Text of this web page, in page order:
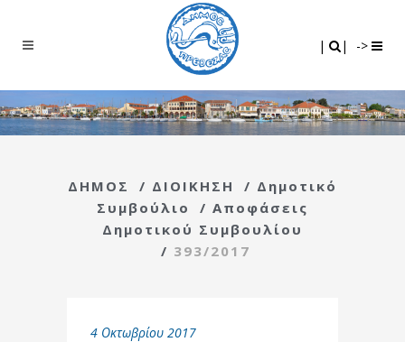
| | ->
ΔΗΜΟΣ / ΔΙΟΙΚΗΣΗ / Δημοτικό
Συμβούλιο
/ Αποφάσεις
Δημοτικού Συμβουλίου
/ 393/2017
4 Οκτωβρίου 2017